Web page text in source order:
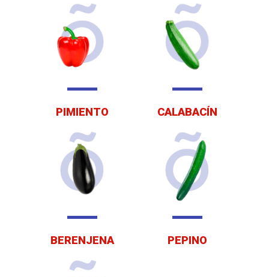
PIMIENTO CALABACÍN
BERENJENA PEPINO